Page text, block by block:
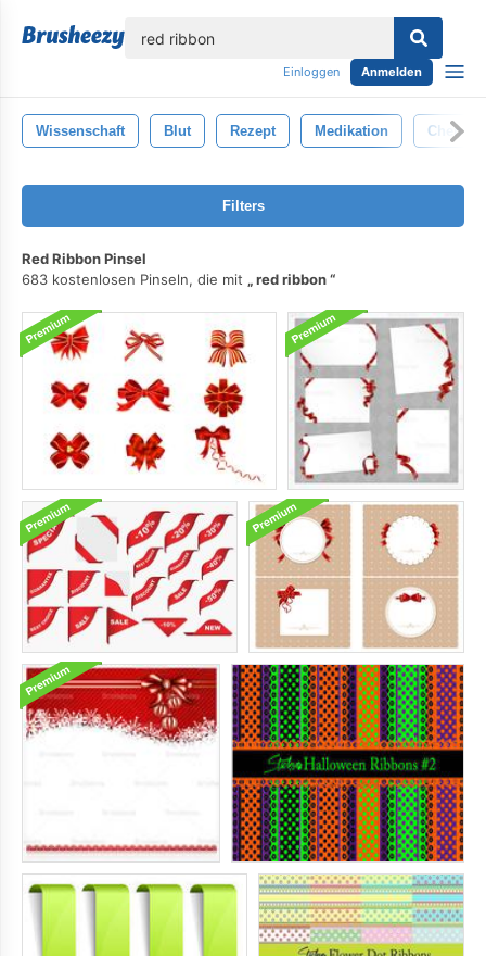
Einloggen Anmelden
Wissenschaft Blut Rezept Medikation Chemie
Filters
Red Ribbon Pinsel
683 kostenlosen Pinseln, die mit
red ribbon